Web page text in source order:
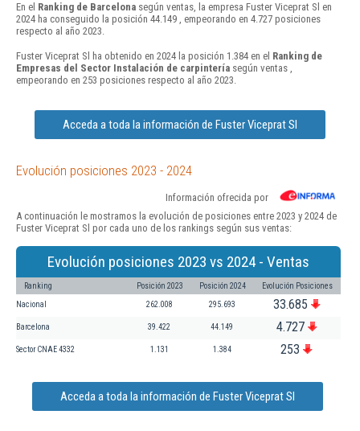
En el Ranking de Barcelona según ventas, la empresa Fuster Viceprat Sl en
2024 ha conseguido la posición 44.149 , empeorando en 4.727 posiciones
respecto al año 2023.
Fuster Viceprat Sl ha obtenido en 2024 la posición 1.384 en el Ranking de
Empresas del Sector Instalación de carpintería según ventas ,
empeorando en 253 posiciones respecto al año 2023.
Acceda a toda la información de Fuster Viceprat Sl
Evolución posiciones 2023 - 2024
Información ofrecida por
A continuación le mostramos la evolución de posiciones entre 2023 y 2024 de
Fuster Viceprat Sl por cada uno de los rankings según sus ventas:
Evolución posiciones 2023 vs 2024 - Ventas
Ranking Posición 2023 Posición 2024 Evolución Posiciones
Nacional 262.008 295.693 33.685
Barcelona 39.422 44.149 4.727
Sector CNAE 4332 1.131 1.384 253
Acceda a toda la información de Fuster Viceprat Sl